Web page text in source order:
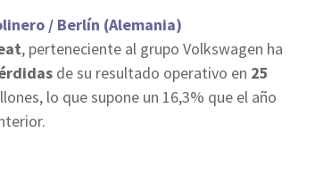
/ Berlín (Alemania)
, perteneciente al grupo Volkswagen ha
de su resultado operativo en 25
lo que supone un 16,3% que el año